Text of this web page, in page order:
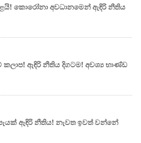
කොරෝනා අවධානමෙන් ඇඳිරි නීතිය
ඇඳිරි නීතිය දිගටම! අවශ්‍ය භාණ්ඩ
ඇඳිරි නීතිය! නැවත ඉවත් වන්නේ